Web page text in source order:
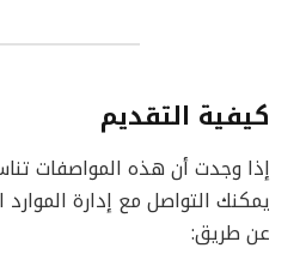
كيفية التقديم
إذا وجدت أن هذه المواصفات
يمكنك التواصل مع إدارة
عن طريق: